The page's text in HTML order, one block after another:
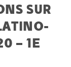
SUR
– 1E